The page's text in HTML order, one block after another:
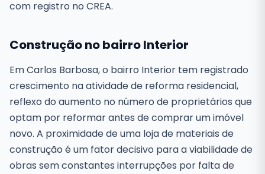
com registro no CREA.
Construção no bairro Interior
Em Carlos Barbosa, o bairro Interior tem registrado
crescimento na atividade de reforma residencial,
reflexo do aumento no número de proprietários que
optam por reformar antes de comprar um imóvel
novo. A proximidade de uma loja de materiais de
construção é um fator decisivo para a viabilidade de
obras sem constantes interrupções por falta de